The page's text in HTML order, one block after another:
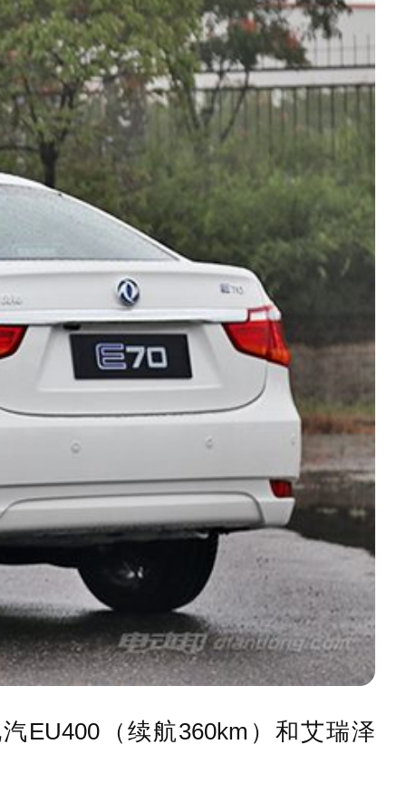
EU400（续航360km）和艾瑞泽